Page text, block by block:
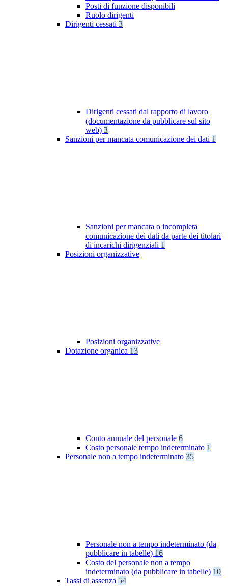
Posti di funzione disponibili
Ruolo dirigenti
Dirigenti cessati 3
Dirigenti cessati dal rapporto di lavoro
(documentazione da pubblicare sul sito
web) 3
Sanzioni per mancata comunicazione dei dati 1
Sanzioni per mancata o incompleta
comunicazione dei dati da parte dei titolari
di incarichi dirigenziali 1
Posizioni organizzative
Posizioni organizzative
Dotazione organica 13
Conto annuale del personale 6
Costo personale tempo indeterminato 1
Personale non a tempo indeterminato 35
Personale non a tempo indeterminato (da
pubblicare in tabelle) 16
Costo del personale non a tempo
indeterminato (da pubblicare in tabelle) 10
Tassi di assenza 54